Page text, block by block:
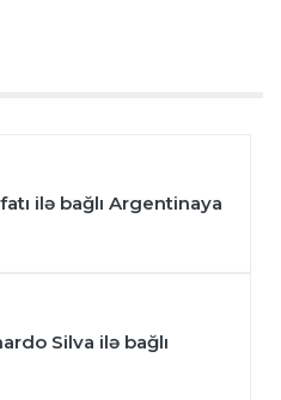
ilə bağlı Argentinaya
Silva ilə bağlı